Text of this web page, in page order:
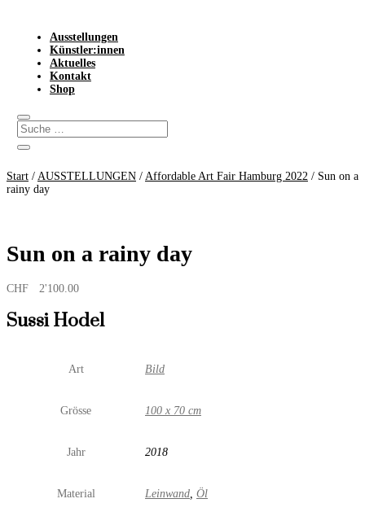
Ausstellungen
Künstler:innen
Aktuelles
Kontakt
Shop
Start / AUSSTELLUNGEN / Affordable Art Fair Hamburg 2022 / Sun on a
rainy day
Sun on a rainy day
CHF 2'100.00
Sussi Hodel
Art Bild
Grösse 100 x 70 cm
Jahr 2018
Material Leinwand Öl